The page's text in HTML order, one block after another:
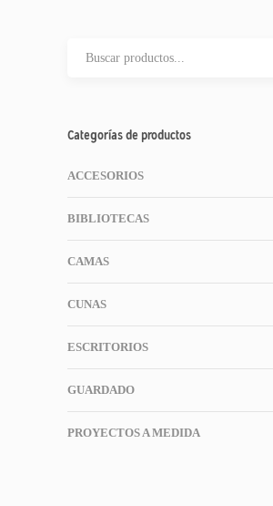
Categorías de productos
ACCESORIOS
BIBLIOTECAS
CAMAS
CUNAS
ESCRITORIOS
GUARDADO
PROYECTOS A MEDIDA